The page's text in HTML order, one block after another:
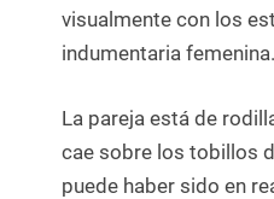
visualmente con los
indumentaria femenina.
La pareja está de
cae sobre los tobillos
puede haber sido en